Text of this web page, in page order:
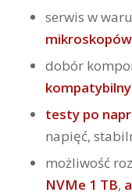
serwis w
dobór
testy po
napięć,
możliwość
NVMe 1 TB,